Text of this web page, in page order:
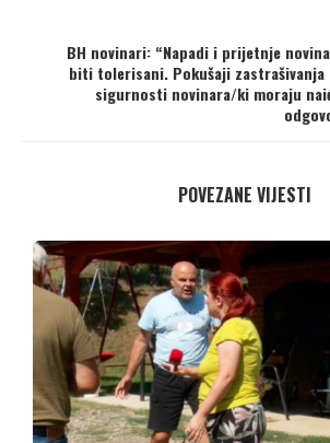
BH novinari: “Napadi i prijetnje
biti tolerisani. Pokušaji zastrašivanja
sigurnosti novinara/ki moraju
POVEZANE VIJESTI